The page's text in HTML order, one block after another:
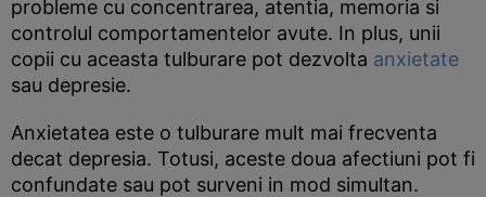
probleme cu concentrarea, atentia, memoria si
controlul comportamentelor avute. In plus, unii
copii cu aceasta tulburare pot dezvolta anxietate
sau depresie.
Anxietatea este o tulburare mult mai frecventa
decat depresia. Totusi, aceste doua afectiuni pot fi
confundate sau pot surveni in mod simultan.